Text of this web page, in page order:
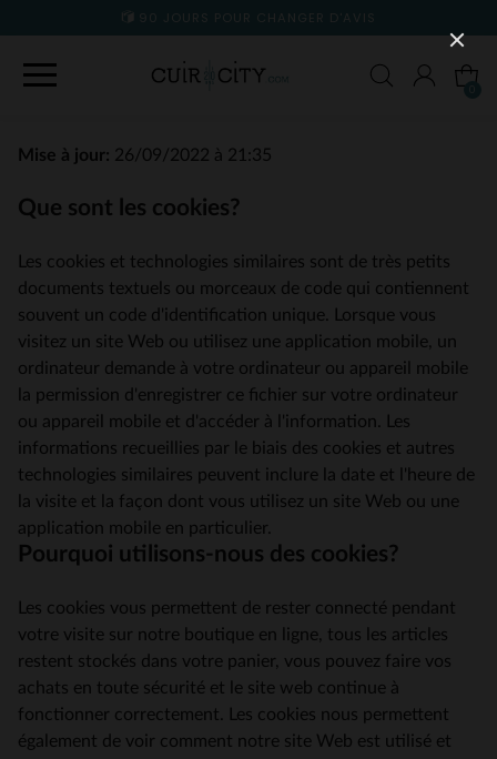
90 JOURS POUR CHANGER D'AVIS
Mise à jour: 26/09/2022 à 21:35
Que sont les cookies?
Les cookies et technologies similaires sont de très petits
documents textuels ou morceaux de code qui contiennent
souvent un code d'identification unique. Lorsque vous
visitez un site Web ou utilisez une application mobile, un
ordinateur demande à votre ordinateur ou appareil mobile
la permission d'enregistrer ce fichier sur votre ordinateur
ou appareil mobile et d'accéder à l'information. Les
informations recueillies par le biais des cookies et autres
technologies similaires peuvent inclure la date et l'heure de
la visite et la façon dont vous utilisez un site Web ou une
application mobile en particulier.
Pourquoi utilisons-nous des cookies?
Les cookies vous permettent de rester connecté pendant
votre visite sur notre boutique en ligne, tous les articles
restent stockés dans votre panier, vous pouvez faire vos
achats en toute sécurité et le site web continue à
fonctionner correctement. Les cookies nous permettent
également de voir comment notre site Web est utilisé et